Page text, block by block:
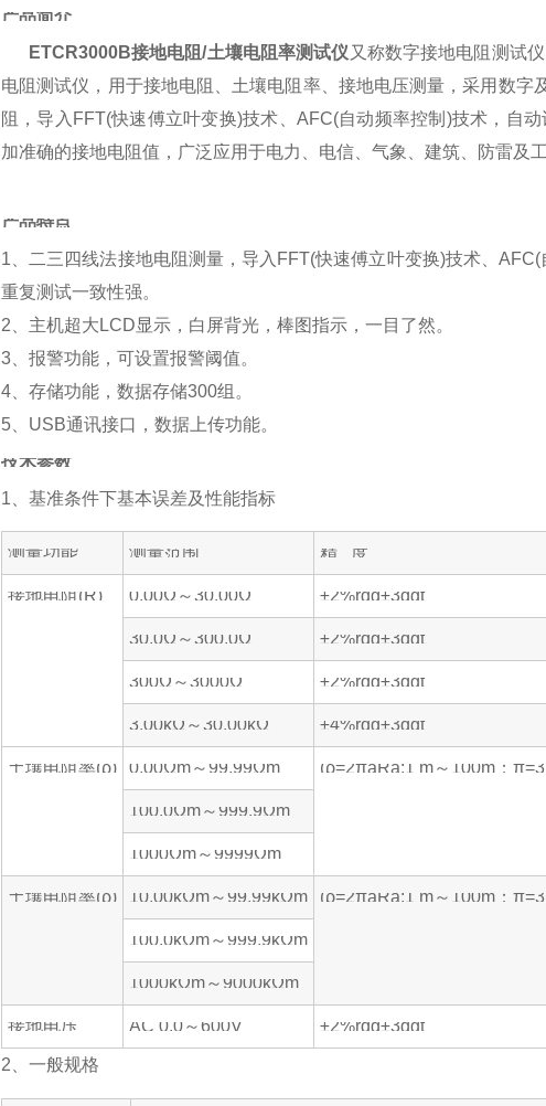
产品简介
ETCR3000B接地电阻/土壤电阻率测试仪 又称数字接地电阻测试
电阻测试仪，用于接地电阻、土壤电阻率、接地电压测量，采用数
阻，导入FFT(快速傅立叶变换)技术、AFC(自动频率控制)技术，自
加准确的接地电阻值，广泛应用于电力、电信、气象、建筑、防雷及
产品特点
1、二三四线法接地电阻测量，导入FFT(快速傅立叶变换)技术、
重复测试一致性强。
2、主机超大LCD显示，白屏背光，棒图指示，一目了然。
3、报警功能，可设置报警阈值。
4、存储功能，数据存储300组。
5、USB通讯接口，数据上传功能。
技术参数
1、基准条件下基本误差及性能指标
测量功能 测量范围 精 度
接地电阻(R) 0.00Ω～30.00Ω ±2%rdg±3dgt
30.0Ω～300.0Ω ±2%rdg±3dgt
300Ω～3000Ω ±2%rdg±3dgt
3.00kΩ～30.00kΩ ±4%rdg±3dgt
土壤电阻率(ρ) 0.00Ωm～99.99Ωm (ρ=2πaRa:1 m～100m；
100.0Ωm～999.9Ωm
1000Ωm～9999Ωm
土壤电阻率(ρ) 10.00kΩm～99.99kΩm (ρ=2πaRa:1 m～100m；
100.0kΩm～999.9kΩm
1000kΩm～9000kΩm
接地电压 AC 0.0～600V ±2%rdg±3dgt
2、一般规格